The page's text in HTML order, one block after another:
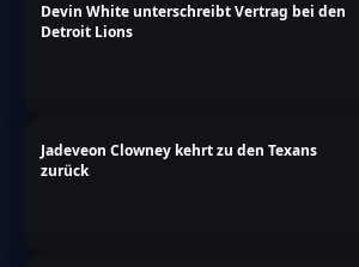
Devin White unterschreibt Vertrag bei den
Detroit Lions
Jadeveon Clowney kehrt zu den Texans
zurück